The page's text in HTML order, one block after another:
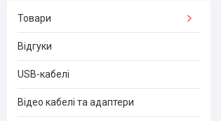
Товари
Відгуки
USB-кабелі
Відео кабелі та адаптери